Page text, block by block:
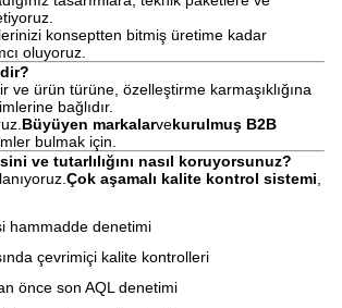
konseptten bitmiş üretime kadar
oluyoruz.
ve ürün türüne, özelleştirme karmaşıklığına
bağlıdır.
Büyüyen markalarvekurulmuş B2B
bulmak için.
ve tutarlılığını nasıl koruyorsunuz?
Çok aşamalı kalite kontrol sistemi
hammadde denetimi
çevrimiçi kalite kontrolleri
önce son AQL denetimi